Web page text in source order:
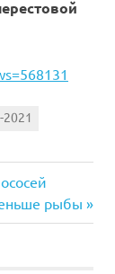
рыбы